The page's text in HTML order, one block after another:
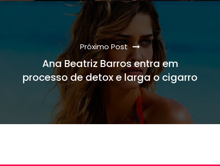
Próximo Post
Ana Beatriz Barros entra em
processo de detox e larga o cigarro